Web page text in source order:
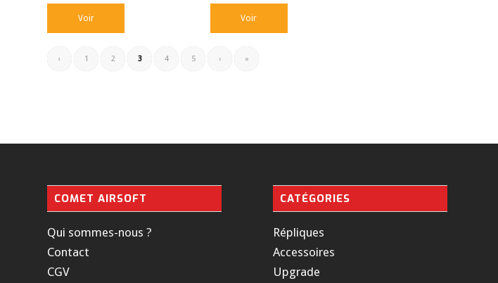
Voir Voir
‹ 1 2 3 4 5 › »
COMET AIRSOFT
Qui sommes-nous ?
Contact
CGV
CATÉGORIES
Répliques
Accessoires
Upgrade